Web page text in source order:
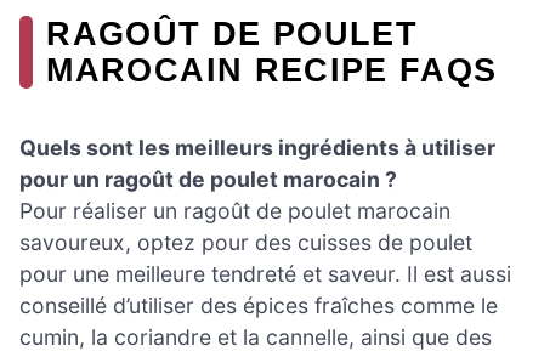
RAGOÛT DE POULET
MAROCAIN RECIPE FAQS
Quels sont les meilleurs ingrédients à utiliser
pour un ragoût de poulet marocain ?
Pour réaliser un ragoût de poulet marocain
savoureux, optez pour des cuisses de poulet
pour une meilleure tendreté et saveur. Il est aussi
conseillé d’utiliser des épices fraîches comme le
cumin, la coriandre et la cannelle, ainsi que des